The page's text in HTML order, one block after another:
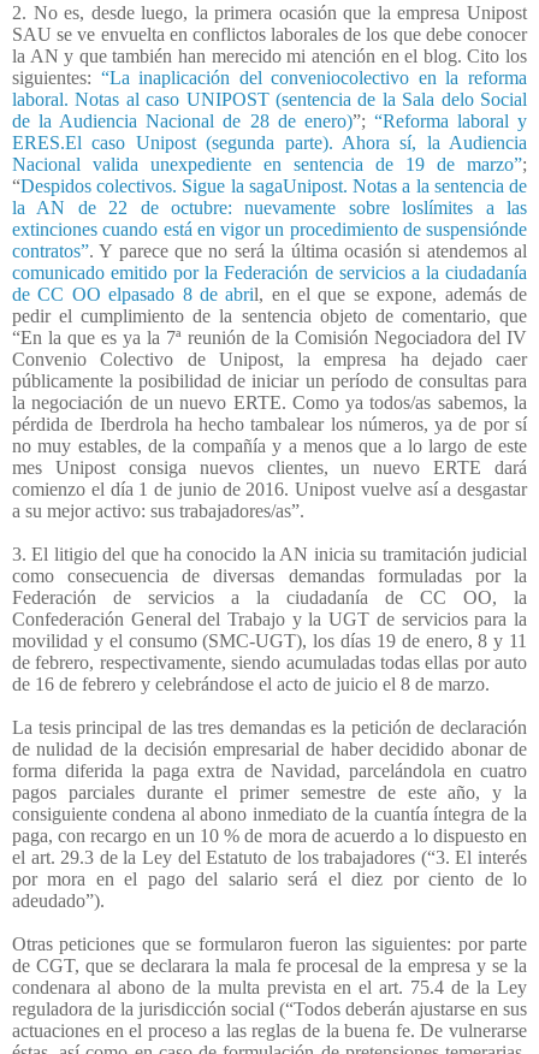
2. No es, desde luego, la primera ocasión que la empresa Unipost
SAU se ve envuelta en conflictos laborales de los que debe conocer
la AN y que también han merecido mi atención en el blog. Cito los
siguientes: “La inaplicación del conveniocolectivo en la reforma
laboral. Notas al caso UNIPOST (sentencia de la Sala delo Social
de la Audiencia Nacional de 28 de enero)”; “Reforma laboral y
ERES.El caso Unipost (segunda parte). Ahora sí, la Audiencia
Nacional valida unexpediente en sentencia de 19 de marzo”;
“Despidos colectivos. Sigue la sagaUnipost. Notas a la sentencia de
la AN de 22 de octubre: nuevamente sobre loslímites a las
extinciones cuando está en vigor un procedimiento de suspensiónde
contratos”. Y parece que no será la última ocasión si atendemos al
comunicado emitido por la Federación de servicios a la ciudadanía
de CC OO elpasado 8 de abril, en el que se expone, además de
pedir el cumplimiento de la sentencia objeto de comentario, que
“En la que es ya la 7ª reunión de la Comisión Negociadora del IV
Convenio Colectivo de Unipost, la empresa ha dejado caer
públicamente la posibilidad de iniciar un período de consultas para
la negociación de un nuevo ERTE. Como ya todos/as sabemos, la
pérdida de Iberdrola ha hecho tambalear los números, ya de por sí
no muy estables, de la compañía y a menos que a lo largo de este
mes Unipost consiga nuevos clientes, un nuevo ERTE dará
comienzo el día 1 de junio de 2016. Unipost vuelve así a desgastar
a su mejor activo: sus trabajadores/as”.
3. El litigio del que ha conocido la AN inicia su tramitación judicial
como consecuencia de diversas demandas formuladas por la
Federación de servicios a la ciudadanía de CC OO, la
Confederación General del Trabajo y la UGT de servicios para la
movilidad y el consumo (SMC-UGT), los días 19 de enero, 8 y 11
de febrero, respectivamente, siendo acumuladas todas ellas por auto
de 16 de febrero y celebrándose el acto de juicio el 8 de marzo.
La tesis principal de las tres demandas es la petición de declaración
de nulidad de la decisión empresarial de haber decidido abonar de
forma diferida la paga extra de Navidad, parcelándola en cuatro
pagos parciales durante el primer semestre de este año, y la
consiguiente condena al abono inmediato de la cuantía íntegra de la
paga, con recargo en un 10 % de mora de acuerdo a lo dispuesto en
el art. 29.3 de la Ley del Estatuto de los trabajadores (“3. El interés
por mora en el pago del salario será el diez por ciento de lo
adeudado”).
Otras peticiones que se formularon fueron las siguientes: por parte
de CGT, que se declarara la mala fe procesal de la empresa y se la
condenara al abono de la multa prevista en el art. 75.4 de la Ley
reguladora de la jurisdicción social (“Todos deberán ajustarse en sus
actuaciones en el proceso a las reglas de la buena fe. De vulnerarse